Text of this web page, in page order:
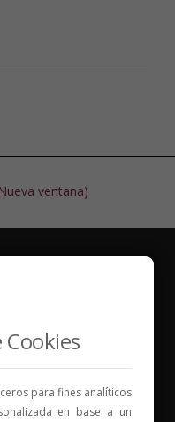
y comienza una
para fines analíticos
en base a un